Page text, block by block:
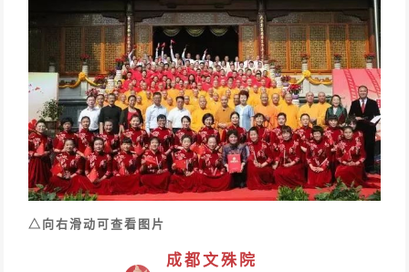
△向右滑动可查看图片
成都文殊院